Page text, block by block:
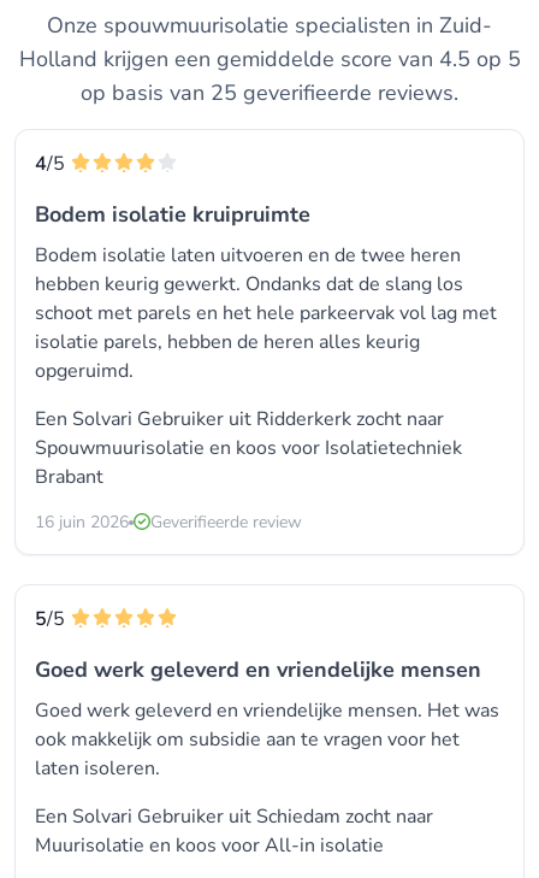
Onze spouwmuurisolatie specialisten in Zuid-
Holland krijgen een gemiddelde score van 4.5 op 5
op basis van 25 geverifieerde reviews.
4/5
Bodem isolatie kruipruimte
Bodem isolatie laten uitvoeren en de twee heren
hebben keurig gewerkt. Ondanks dat de slang los
schoot met parels en het hele parkeervak vol lag met
isolatie parels, hebben de heren alles keurig
opgeruimd.
Een Solvari Gebruiker uit Ridderkerk zocht naar
Spouwmuurisolatie en koos voor Isolatietechniek
Brabant
16 juin 2026 Geverifieerde review
5/5
Goed werk geleverd en vriendelijke mensen
Goed werk geleverd en vriendelijke mensen. Het was
ook makkelijk om subsidie aan te vragen voor het
laten isoleren.
Een Solvari Gebruiker uit Schiedam zocht naar
Muurisolatie en koos voorAll-in isolatie